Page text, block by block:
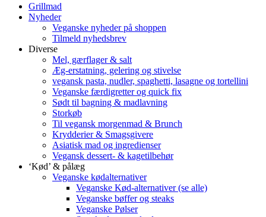
Grillmad
Nyheder
Veganske nyheder på shoppen
Tilmeld nyhedsbrev
Diverse
Mel, gærflager & salt
Æg-erstatning, gelering og stivelse
vegansk pasta, nudler, spaghetti, lasagne og tortellini
Veganske færdigretter og quick fix
Sødt til bagning & madlavning
Storkøb
Til vegansk morgenmad & Brunch
Krydderier & Smagsgivere
Asiatisk mad og ingredienser
Vegansk dessert- & kagetilbehør
‘Kød’ & pålæg
Veganske kødalternativer
Veganske Kød-alternativer (se alle)
Veganske bøffer og steaks
Veganske Pølser